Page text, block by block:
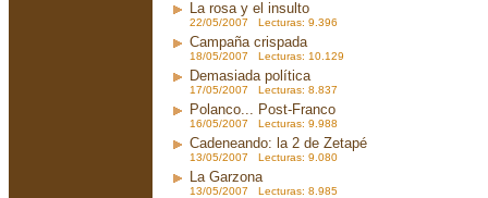
La rosa y el insulto
22/05/2007 Lecturas: 9.396
Campaña crispada
18/05/2007 Lecturas: 10.129
Demasiada política
17/05/2007 Lecturas: 8.837
Polanco... Post-Franco
16/05/2007 Lecturas: 9.988
Cadeneando: la 2 de Zetapé
13/05/2007 Lecturas: 9.080
La Garzona
13/05/2007 Lecturas: 8.985